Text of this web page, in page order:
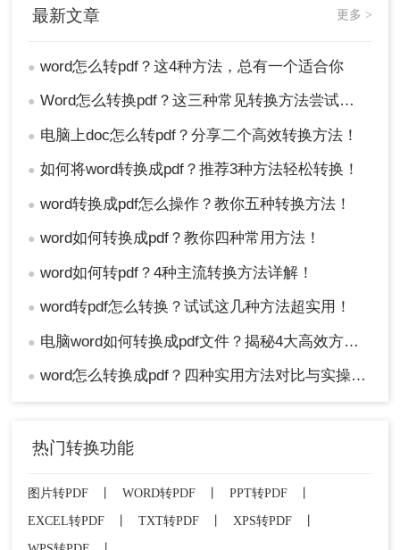
最新文章 更多 >
● word怎么转pdf？这4种方法，总有一个适合你
● Word怎么转换pdf？这三种常见转换方法尝试下！
● 电脑上doc怎么转pdf？分享二个高效转换方法！
● 如何将word转换成pdf？推荐3种方法轻松转换！
● word转换成pdf怎么操作？教你五种转换方法！
● word如何转换成pdf？教你四种常用方法！
● word如何转pdf？4种主流转换方法详解！
● word转pdf怎么转换？试试这几种方法超实用！
● 电脑word如何转换成pdf文件？揭秘4大高效方法，轻松搞定所有场景！
● word怎么转换成pdf？四种实用方法对比与实操指南（附详细表格）！
热门转换功能
图片转PDF WORD转PDF PPT转PDF
EXCEL转PDF
TXT转PDF XPS转PDF